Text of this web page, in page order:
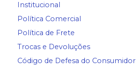
Institucional
Política Comercial
Política de Frete
Trocas e Devoluções
Código de Defesa do Consumidor